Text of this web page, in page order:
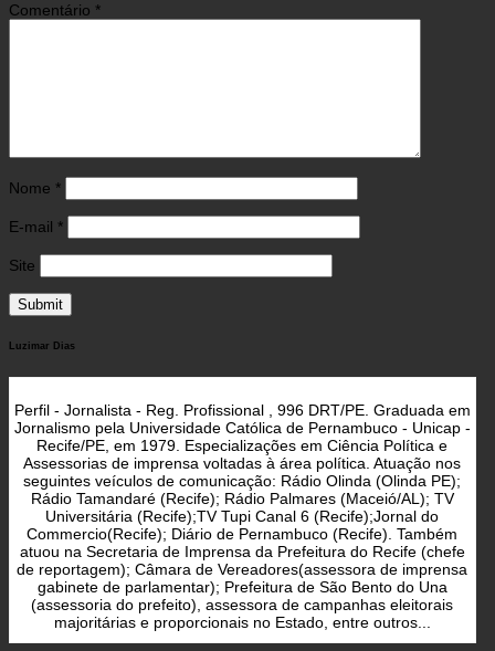
Comentário *
Nome *
E-mail *
Site
Luzimar Dias
Perfil - Jornalista - Reg. Profissional , 996 DRT/PE. Graduada em
Jornalismo pela Universidade Católica de Pernambuco - Unicap -
Recife/PE, em 1979. Especializações em Ciência Política e
Assessorias de imprensa voltadas à área política. Atuação nos
seguintes veículos de comunicação: Rádio Olinda (Olinda PE);
Rádio Tamandaré (Recife); Rádio Palmares (Maceió/AL); TV
Universitária (Recife);TV Tupi Canal 6 (Recife);Jornal do
Commercio(Recife); Diário de Pernambuco (Recife). Também
atuou na Secretaria de Imprensa da Prefeitura do Recife (chefe
de reportagem); Câmara de Vereadores(assessora de imprensa
gabinete de parlamentar); Prefeitura de São Bento do Una
(assessoria do prefeito), assessora de campanhas eleitorais
majoritárias e proporcionais no Estado, entre outros...